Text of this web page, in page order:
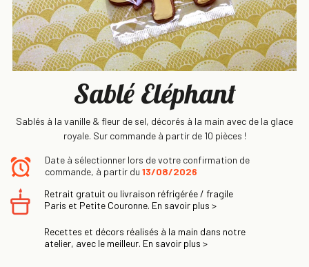
Sablé Eléphant
Sablés à la vanille & fleur de sel, décorés à la main avec de la glace
royale. Sur commande à partir de 10 pièces !
Date à sélectionner lors de votre confirmation de
commande, à partir du 13/08/2026
Retrait gratuit ou livraison réfrigérée / fragile
Paris et Petite Couronne. En savoir plus >
Recettes et décors réalisés à la main dans notre
atelier, avec le meilleur. En savoir plus >